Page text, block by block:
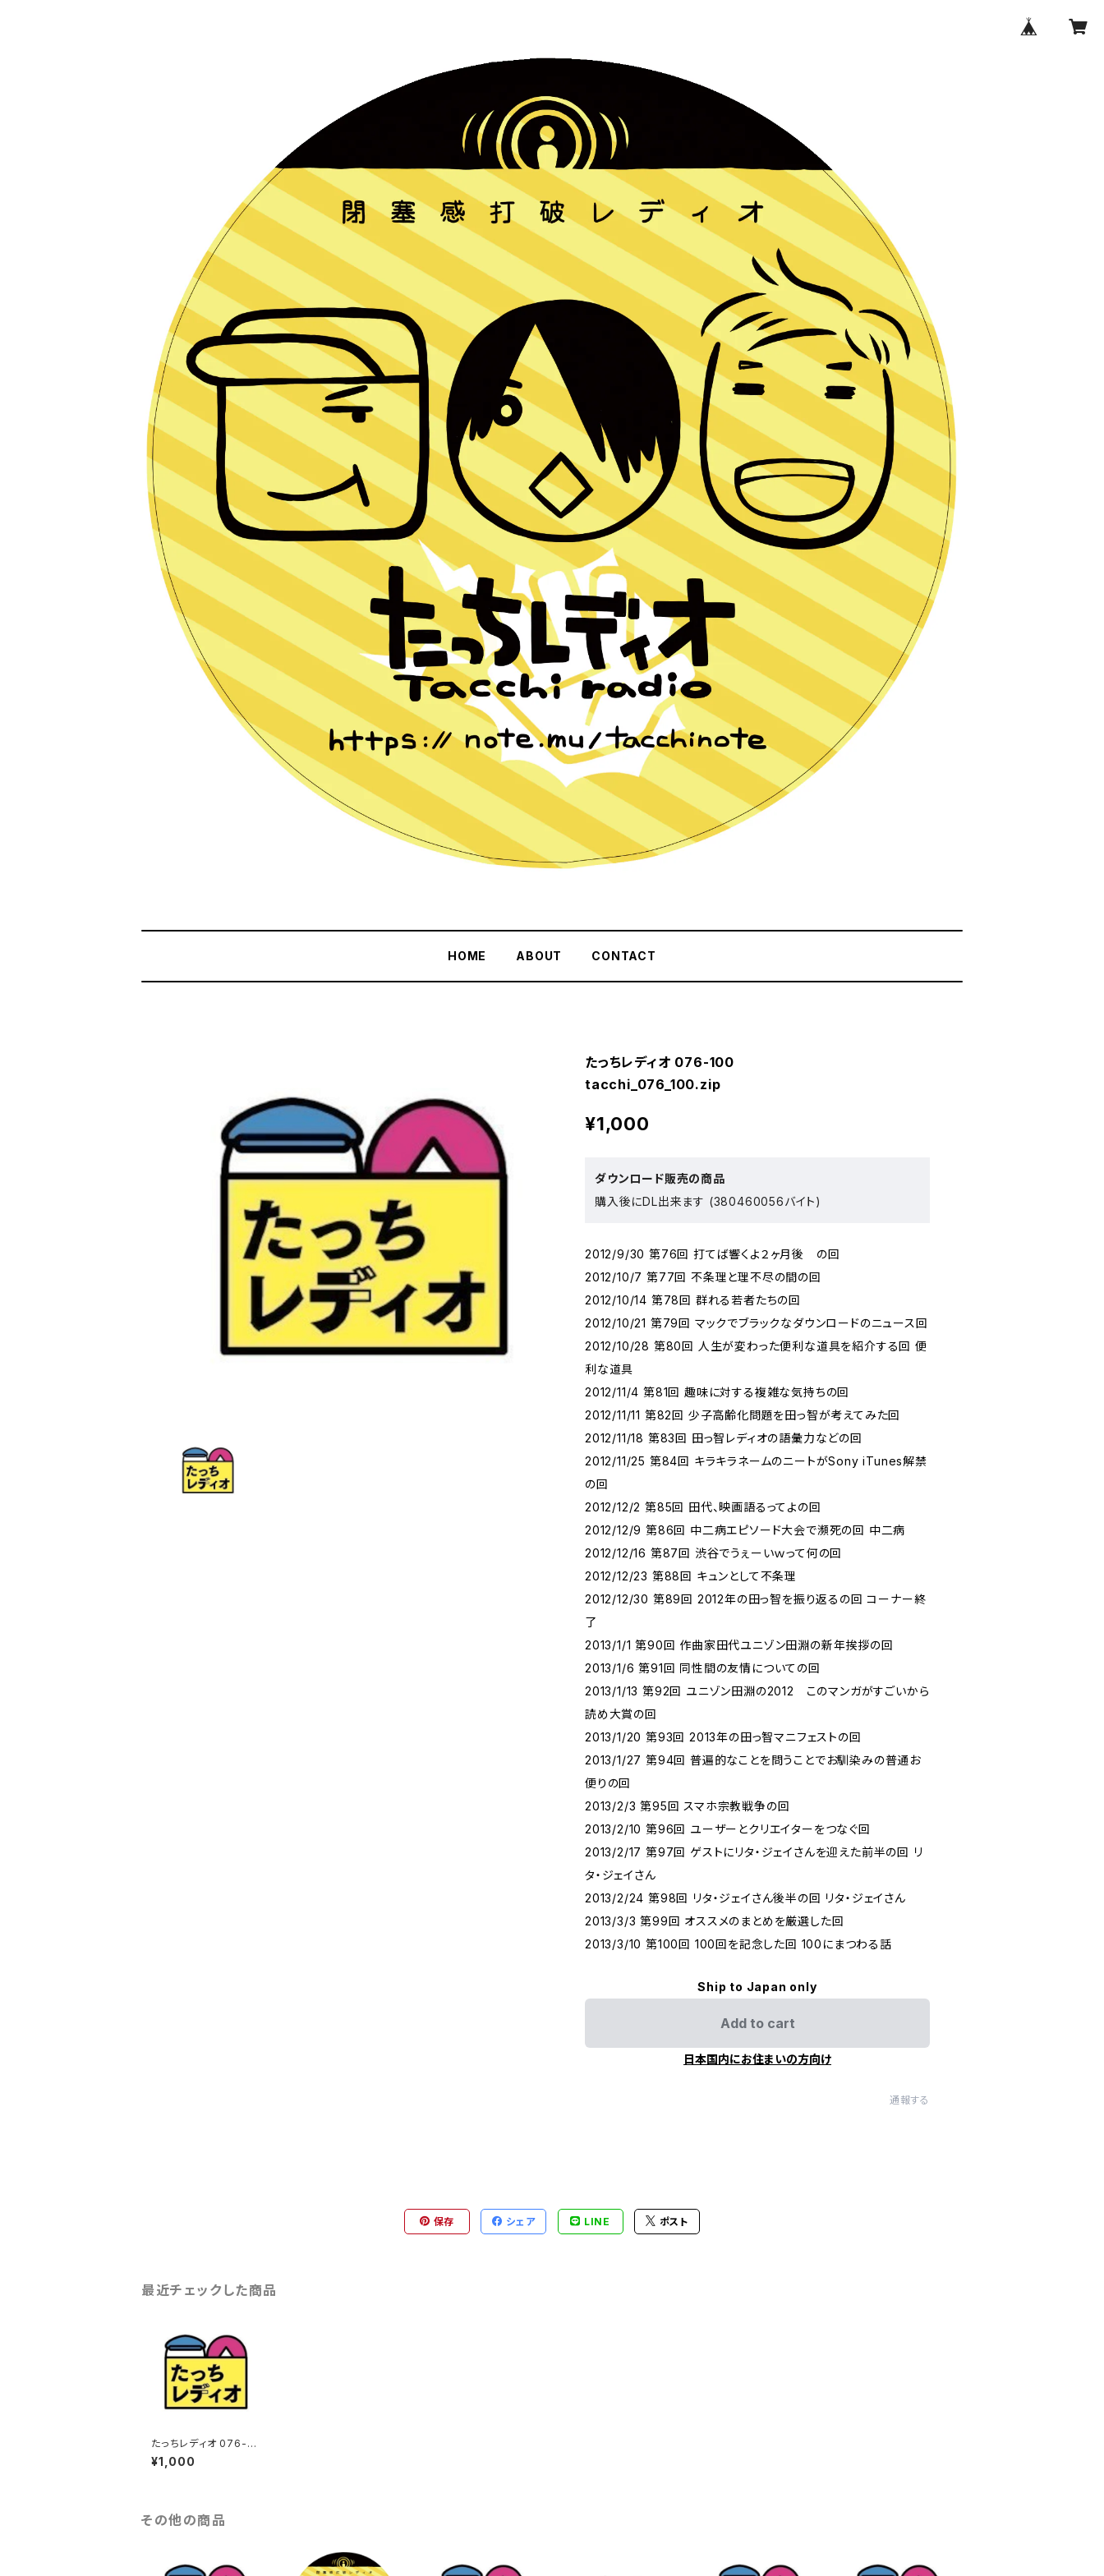
HOME ABOUT CONTACT
たっちレディオ 076-100
tacchi_076_100.zip
¥1,000
ダウンロード販売の商品
購入後にDL出来ます (380460056バイト)
2012/9/30 第76回 打てば響くよ２ヶ月後 の回
2012/10/7 第77回 不条理と理不尽の間の回
2012/10/14 第78回 群れる若者たちの回
2012/10/21 第79回 マックでブラックなダウンロードのニュース回
2012/10/28 第80回 人生が変わった便利な道具を紹介する回 便
利な道具
2012/11/4 第81回 趣味に対する複雑な気持ちの回
2012/11/11 第82回 少子高齢化問題を田っ智が考えてみた回
2012/11/18 第83回 田っ智レディオの語彙力などの回
2012/11/25 第84回 キラキラネームのニートがSony iTunes解禁
の回
2012/12/2 第85回 田代、映画語るってよの回
2012/12/9 第86回 中二病エピソード大会で瀕死の回 中二病
2012/12/16 第87回 渋谷でうぇーいｗって何の回
2012/12/23 第88回 キュンとして不条理
2012/12/30 第89回 2012年の田っ智を振り返るの回 コーナー終
了
2013/1/1 第90回 作曲家田代ユニゾン田淵の新年挨拶の回
2013/1/6 第91回 同性間の友情についての回
2013/1/13 第92回 ユニゾン田淵の2012 このマンガがすごいから
読め大賞の回
2013/1/20 第93回 2013年の田っ智マニフェストの回
2013/1/27 第94回 普遍的なことを問うことでお馴染みの普通お
便りの回
2013/2/3 第95回 スマホ宗教戦争の回
2013/2/10 第96回 ユーザーとクリエイターをつなぐ回
2013/2/17 第97回 ゲストにリタ・ジェイさんを迎えた前半の回 リ
タ・ジェイさん
2013/2/24 第98回 リタ・ジェイさん後半の回 リタ・ジェイさん
2013/3/3 第99回 オススメのまとめを厳選した回
2013/3/10 第100回 100回を記念した回 100にまつわる話
Ship to Japan only
Add to cart
日本国内にお住まいの方向け
通報する
保存 シェア LINE ポスト
最近チェックした商品
たっちレディオ 076-10
0
¥1,000
その他の商品